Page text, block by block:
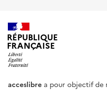
RÉPUBLIQUE
FRANÇAISE
acceslibre a pour objectif de